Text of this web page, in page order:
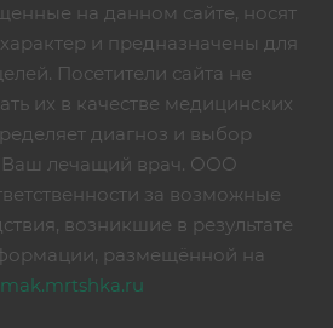
на данном сайте, носят
и предназначены для
Посетители сайта не
их в качестве медицинских
диагноз и выбор
Ваш лечащий врач. ООО
за возможные
возникшие в результате
размещённой на